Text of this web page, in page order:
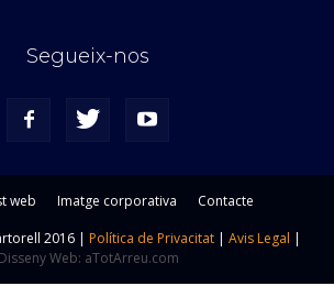
Segueix-nos
web Imatge corporativa
Contacte
2016 | Política de Privacitat Avis Legal
Disseny Web: aTotArreu.com